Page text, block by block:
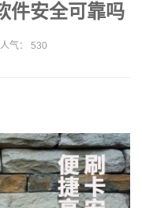
件安全可靠吗
气： 530